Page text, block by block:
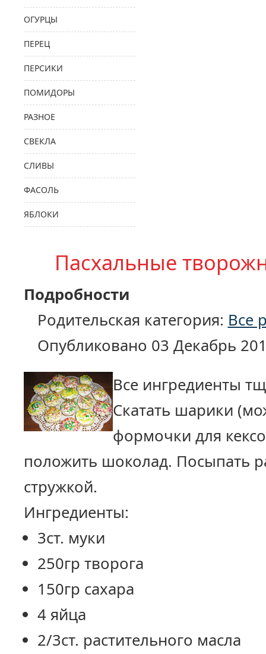
ОГУРЦЫ
ПЕРЕЦ
ПЕРСИКИ
ПОМИДОРЫ
РАЗНОЕ
СВЕКЛА
СЛИВЫ
ФАСОЛЬ
ЯБЛОКИ
Пасхальные
Подробности
Родительская категория: Все
Опубликовано 03 Декабрь
Все ингредиенты
Скатать шарики
формочки для
положить шоколад. Посыпать
стружкой.
Ингредиенты:
3ст. муки
250гр творога
150гр сахара
4 яйца
2/3ст. растительного масла